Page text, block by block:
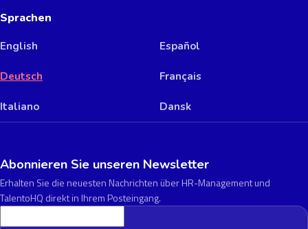
Sprachen
English Español
Deutsch Français
Italiano Dansk
Abonnieren Sie unseren Newsletter
Erhalten Sie die neuesten Nachrichten über HR-Management und
TalentoHQ direkt in Ihrem Posteingang.